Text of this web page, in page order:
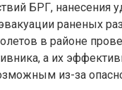
БРГ, нанесения
раненых
в районе
а их
из-за